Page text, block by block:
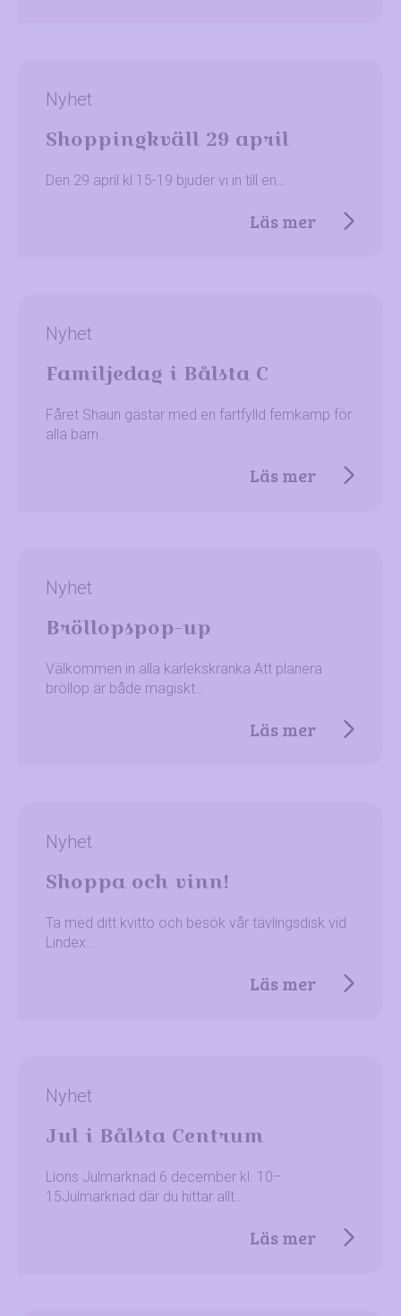
Nyhet
Shoppingkväll 29 april
Den 29 april kl 15-19 bjuder vi in till en…
Läs mer
Nyhet
Familjedag i Bålsta C
Fåret Shaun gästar med en fartfylld femkamp för
alla barn…
Läs mer
Nyhet
Bröllopspop-up
Välkommen in alla kärlekskranka Att planera
bröllop är både magiskt…
Läs mer
Nyhet
Shoppa och vinn!
Ta med ditt kvitto och besök vår tävlingsdisk vid
Lindex…
Läs mer
Nyhet
Jul i Bålsta Centrum
Lions Julmarknad 6 december kl. 10–
15Julmarknad där du hittar allt…
Läs mer